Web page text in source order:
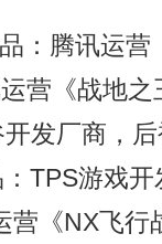
：腾讯运营
营《战地之
发厂商，
TPS游戏开
营《NX飞行